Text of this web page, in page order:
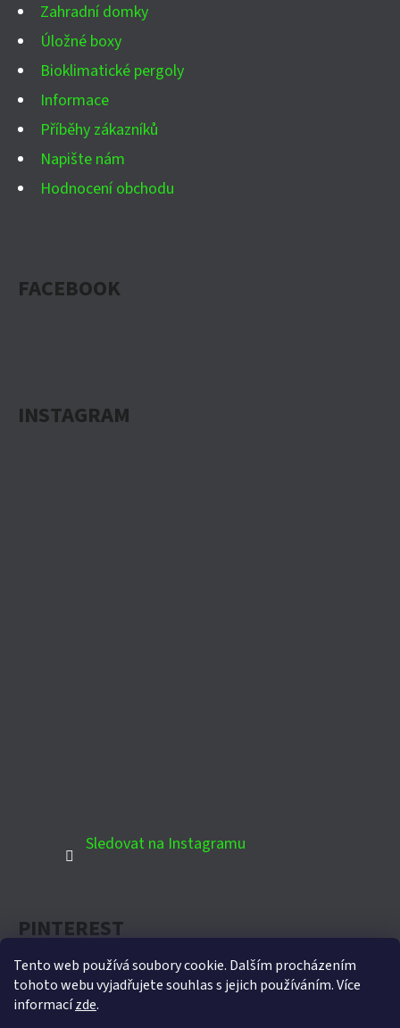
Tento web používá soubory cookie. Dalším procházením
tohoto webu vyjadřujete souhlas s jejich používáním. Více
informacízde.
Zahradní domky
Úložné boxy
Bioklimatické pergoly
Informace
Příběhy zákazníků
Napište nám
Hodnocení obchodu
FACEBOOK
INSTAGRAM
Sledovat na Instagramu
PINTEREST
Oficiální partner Biohort pro Českou republiku